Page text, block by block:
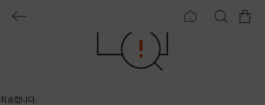
죄송합니다.